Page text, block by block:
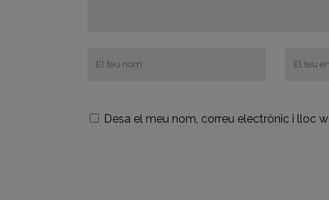
Desa el meu nom, correu electrònic i lloc